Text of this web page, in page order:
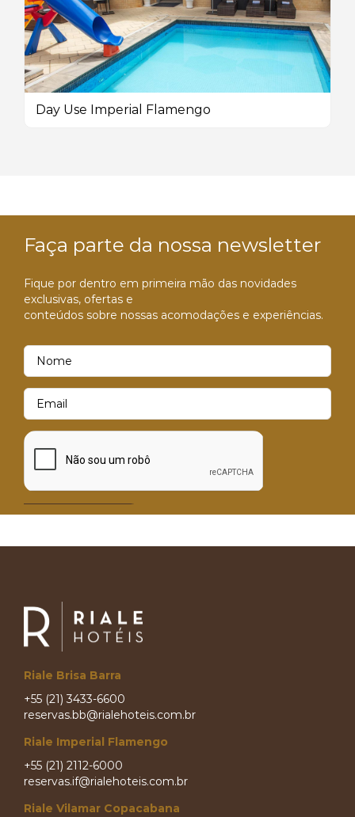
Day Use Imperial Flamengo
Faça parte da nossa newsletter
Fique por dentro em primeira mão das novidades
exclusivas, ofertas e
conteúdos sobre nossas acomodações e experiências.
Riale Brisa Barra
+55 (21) 3433-6600
reservas.bb@rialehoteis.com.br
Riale Imperial Flamengo
+55 (21) 2112-6000
reservas.if@rialehoteis.com.br
Riale Vilamar Copacabana